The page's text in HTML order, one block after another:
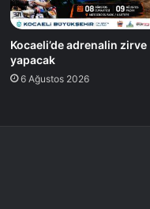
Kocaeli’de adrenalin zirve
yapacak
6 Ağustos 2026